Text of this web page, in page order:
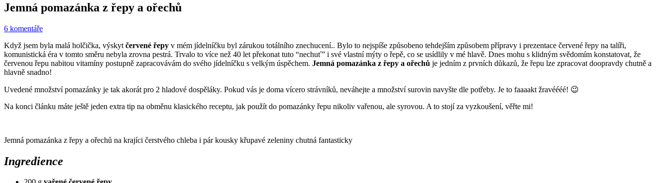
Jemná pomazánka z řepy a ořechů
6 komentáře
Když jsem byla malá holčička, výskyt červené řepy v mém jídelníčku byl zárukou totálního znechucení.. Bylo to nejspíše způsobeno tehdejším způsobem přípravy i prezentace červené řepy na talíři,
komunistická éra v tomto směru nebyla zrovna pestrá. Trvalo to více než 40 let překonat tuto “nechuť” i své vlastní mýty o řepě, co se usídlily v mé hlavě. Dnes mohu s klidným svědomím konstatovat, že
červenou řepu nabitou vitamíny postupně zapracovávám do svého jídelníčku s velkým úspěchem. Jemná pomazánka z řepy a ořechů je jedním z prvních důkazů, že řepu lze zpracovat doopravdy chutně a
hlavně snadno!
Uvedené množství pomazánky je tak akorát pro 2 hladové dospěláky. Pokud vás je doma vícero strávníků, neváhejte a množství surovin navyšte dle potřeby. Je to faaaakt žravéééé! 😉
Na konci článku máte ještě jeden extra tip na obměnu klasického receptu, jak použít do pomazánky řepu nikoliv vařenou, ale syrovou. A to stojí za vyzkoušení, věřte mi!
Jemná pomazánka z řepy a ořechů na krajíci čerstvého chleba i pár kousky křupavé zeleniny chutná fantasticky
Ingredience